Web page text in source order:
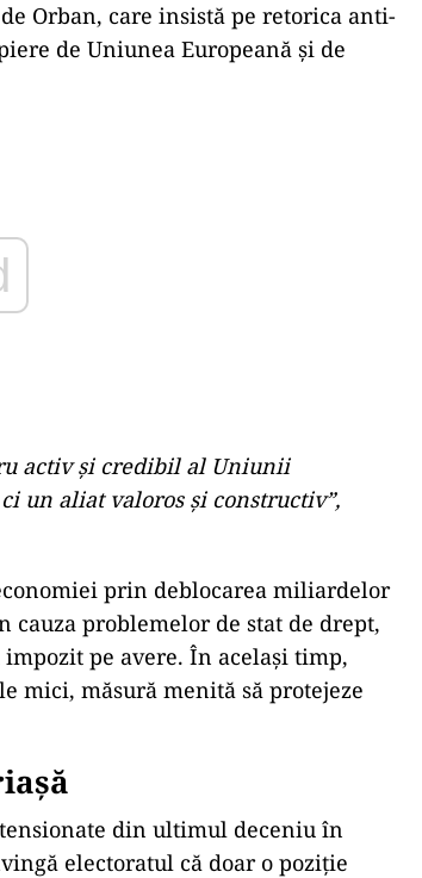
Orban, care insistă pe retorica anti-
de Uniunea Europeană și de
activ și credibil al Uniunii
un aliat valoros și constructiv”,
prin deblocarea miliardelor
problemelor de stat de drept,
pe avere. În același timp,
mici, măsură menită să protejeze
din ultimul deceniu în
electoratul că doar o poziție